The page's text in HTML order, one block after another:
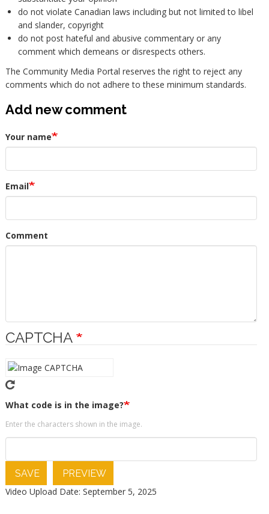
do not violate Canadian laws including but not limited to libel
and slander, copyright
do not post hateful and abusive commentary or any
comment which demeans or disrespects others.
The Community Media Portal reserves the right to reject any
comments which do not adhere to these minimum standards.
Add new comment
Your name
Email
Comment
CAPTCHA
What code is in the image?
Enter the characters shown in the image.
SAVE
PREVIEW
Video Upload Date: September 5, 2025